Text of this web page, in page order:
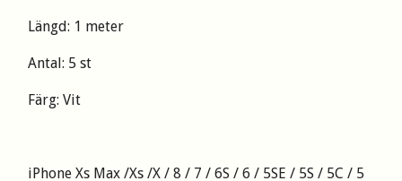
Längd: 1 meter
Antal: 5 st
Färg: Vit
iPhone Xs Max /Xs /X / 8 / 7 / 6S / 6 / 5SE / 5S / 5C / 5